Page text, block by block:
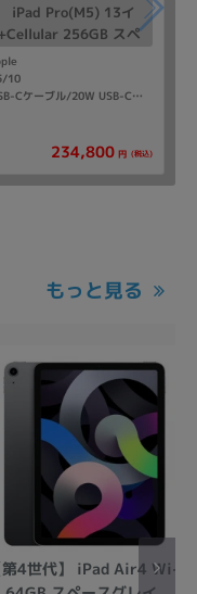
iPad Pro(M5) 13イ
256GB スペ
ME7W4J/A A3361
フリー】
10
付属品: 箱/USB-Cケーブル/20W USB-C電源アダプタ/クイックスタートガイド
234,800 円 (税込)
もっと見る
第4世代】 iPad Air4 Wi-